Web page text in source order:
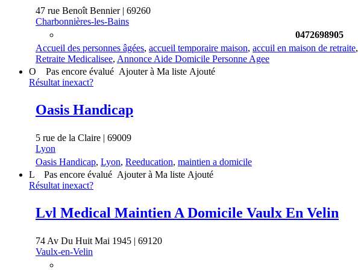
47 rue Benoît Bennier | 69260
Charbonnières-les-Bains
0472698905
Accueil des personnes âgées, accueil temporaire maison, accuil en maison de retraite,
Retraite Medicalisee, Annonce Aide Domicile Personne Agee
O
Pas encore évalué Ajouter à Ma liste Ajouté
Résultat inexact?
Oasis Handicap
5 rue de la Claire | 69009
Lyon
Oasis Handicap, Lyon, Reeducation, maintien a domicile
L
Pas encore évalué Ajouter à Ma liste Ajouté
Résultat inexact?
Lvl Medical Maintien A Domicile Vaulx En Velin
74 Av Du Huit Mai 1945 | 69120
Vaulx-en-Velin